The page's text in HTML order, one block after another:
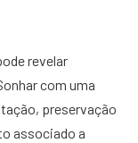
revelar
com uma
preservação
associado a